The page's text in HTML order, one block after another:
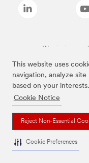
This website uses
navigation, analyze
based on your interests.
Cookie Notice
Reject Non-Essential
Cookie Preferences
Wymienione